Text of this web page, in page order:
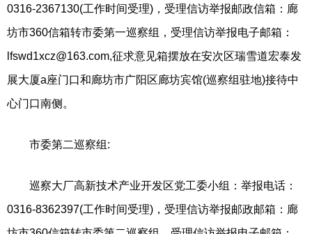
0316-2367130(工作时间受理)，受理信访举报邮政信箱：廊
坊市360信箱转市委第一巡察组，受理信访举报电子邮箱：
lfswd1xcz@163.com,征求意见箱摆放在安次区瑞雪道宏泰发
展大厦a座门口和廊坊市广阳区廊坊宾馆(巡察组驻地)接待中
心门口南侧。
市委第二巡察组:
巡察大厂高新技术产业开发区党工委小组：举报电话：
0316-8362397(工作时间受理)，受理信访举报邮政邮箱：廊